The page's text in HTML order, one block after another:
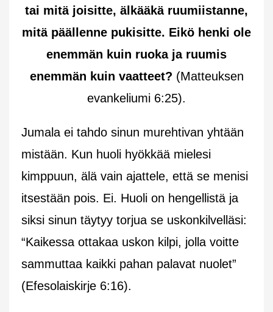
tai mitä joisitte, älkääkä ruumiistanne,
mitä päällenne pukisitte. Eikö henki ole
enemmän kuin ruoka ja ruumis
enemmän kuin vaatteet? (Matteuksen
evankeliumi 6:25).
Jumala ei tahdo sinun murehtivan yhtään
mistään. Kun huoli hyökkää mielesi
kimppuun, älä vain ajattele, että se menisi
itsestään pois. Ei. Huoli on hengellistä ja
siksi sinun täytyy torjua se uskonkilvelläsi:
“Kaikessa ottakaa uskon kilpi, jolla voitte
sammuttaa kaikki pahan palavat nuolet”
(Efesolaiskirje 6:16).